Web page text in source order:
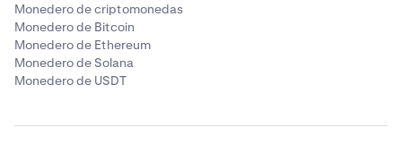
Monedero de criptomonedas
Monedero de Bitcoin
Monedero de Ethereum
Monedero de Solana
Monedero de USDT